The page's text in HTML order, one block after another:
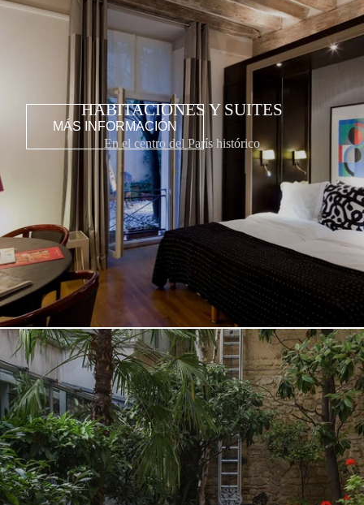
HABITACIONES Y SUITES
En el centro del París histórico
MÁS INFORMACIÓN